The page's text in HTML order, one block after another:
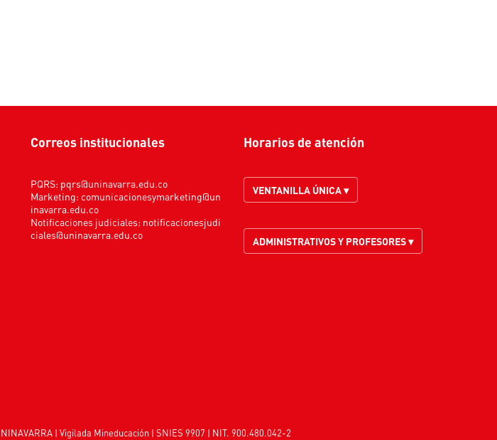
Correos institucionales
PQRS: pqrs@uninavarra.edu.co
Marketing: comunicacionesymarketing@un
inavarra.edu.co
Notificaciones judiciales: notificacionesjudi
ciales@uninavarra.edu.co
Horarios de atención
VENTANILLA ÚNICA ▾
ADMINISTRATIVOS Y PROFESORES ▾
| Vigilada Mineducación | SNIES 9907 | NIT. 900.480.042-2